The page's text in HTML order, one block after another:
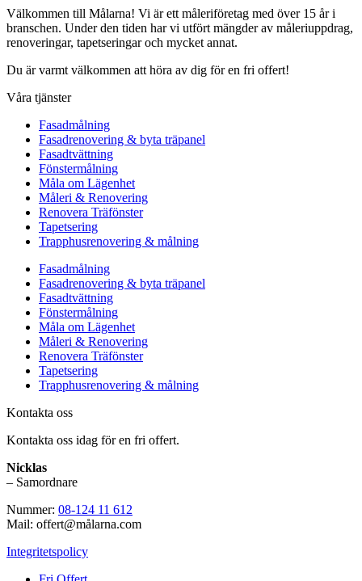
Välkommen till Målarna! Vi är ett måleriföretag med över 15 år i
branschen. Under den tiden har vi utfört mängder av måleriuppdrag,
renoveringar, tapetseringar och mycket annat.
Du är varmt välkommen att höra av dig för en fri offert!
Våra tjänster
Fasadmålning
Fasadrenovering & byta träpanel
Fasadtvättning
Fönstermålning
Måla om Lägenhet
Måleri & Renovering
Renovera Träfönster
Tapetsering
Trapphusrenovering & målning
Fasadmålning
Fasadrenovering & byta träpanel
Fasadtvättning
Fönstermålning
Måla om Lägenhet
Måleri & Renovering
Renovera Träfönster
Tapetsering
Trapphusrenovering & målning
Kontakta oss
Kontakta oss idag för en fri offert.
Nicklas
– Samordnare
Nummer: 08-124 11 612
Mail: offert@målarna.com
Integritetspolicy